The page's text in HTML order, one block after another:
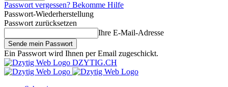
Passwort vergessen? Bekomme Hilfe
Passwort-Wiederherstellung
Passwort zurücksetzen
Ihre E-Mail-Adresse
Ein Passwort wird Ihnen per Email zugeschickt.
DZYTIG.CH